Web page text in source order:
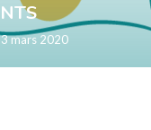
3 mars 2020